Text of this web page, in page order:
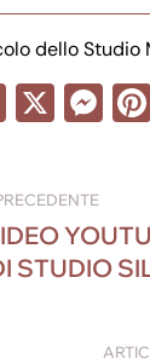
dello Studio
Li
k
e
dI
X M
e
n
er
STUDIO